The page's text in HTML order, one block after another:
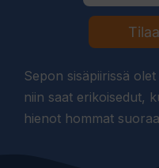
Sepon sisäpiirissä olet
niin saat erikoisedut,
hienot hommat